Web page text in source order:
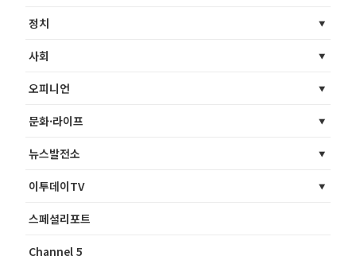
정치
사회
오피니언
문화·라이프
뉴스발전소
이투데이TV
스페셜리포트
Channel 5